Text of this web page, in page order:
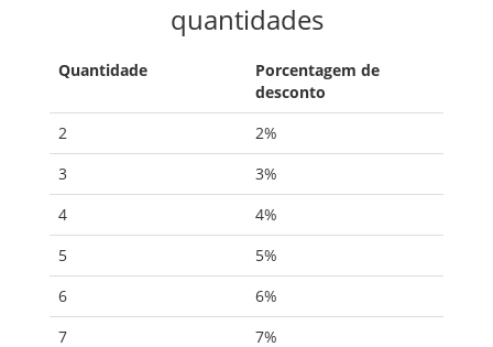
quantidades
Quantidade
Porcentagem de
desconto
2
2%
3
3%
4
4%
5
5%
6
6%
7
7%